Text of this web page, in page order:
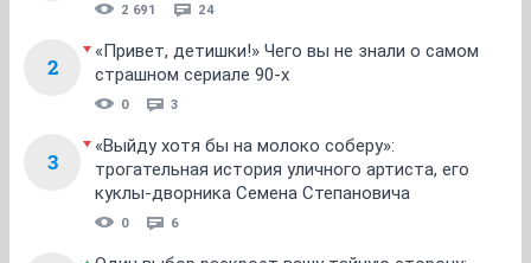
2 691 24
2
«Привет, детишки!» Чего вы не знали о самом
страшном сериале 90-х
0 3
3
«Выйду хотя бы на молоко соберу»:
трогательная история уличного артиста, его
куклы-дворника Семена Степановича
0 6